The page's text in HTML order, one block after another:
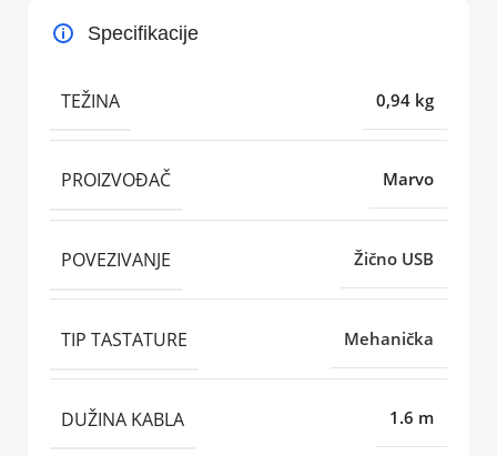
Specifikacije
TEŽINA 0,94 kg
PROIZVOĐAČ Marvo
POVEZIVANJE Žično USB
TIP TASTATURE Mehanička
DUŽINA KABLA 1.6 m